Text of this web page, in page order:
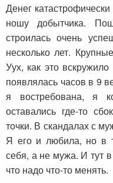
Денег
ношу добытчика.
строилась очень
несколько лет.
Уух, как это
появлялась часов в 9
я востребована, я
оставались где-то
точки. В скандалах с
Я его и любила, но в
себя, а не мужа. И тут
что надо что-то менять.